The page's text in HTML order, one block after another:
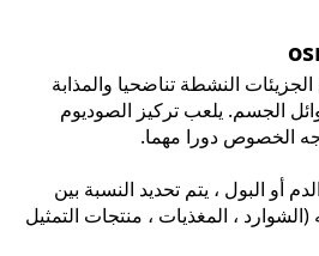
النشطة تناضحيا والمذابة
الجسم. يلعب تركيز الصوديوم
الخصوص دورا مهما.
أو البول ، يتم تحديد النسبة بين
(الشوارد ، المغذيات ، منتجات التمثيل